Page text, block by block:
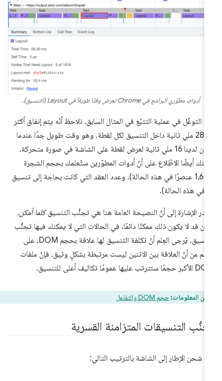
أدوات مطوّري البرامج في Chrome تعرض وقتًا طويلاً في Layout (التنسيق).
التوغّل في عملية التتبّع في المثال السابق، نلاحظ أنّه يتم إنفاق أكثر
من 28 ملي ثانية داخل التنسيق لكل لقطة، وهو وقت طويل جدًا عندما
يكون لدينا 16 ملي ثانية لعرض لقطة على الشاشة في صورة متحركة.
أيضًا الاطّلاع على أنّ أدوات المطوّرين ستُعلمك بحجم الشجرة
(1,618 عنصرًا في هذه الحالة)، وعدد العقد التي كانت بحاجة إلى تنسيق
الإشارة إلى أنّ النصيحة العامة هنا هي تجنُّب التنسيقكلما أمكن،
قد لا يكون ذلك ممكنًا دائمًا. في الحالات التي لا يمكنك فيها تجنُّب
التنسيق، يُرجى العِلم أنّ تكلفة التنسيق لها علاقة بحجم DOM. على
من أنّ العلاقة بين الاثنين ليست مرتبطة بشكلٍ وثيق، فإنّ ملفات
من المعلومات:حجم DOM والتفاعل
التنسيقات المتزامنة القسرية
شحن الإطار إلى الشاشة بالترتيب التالي: